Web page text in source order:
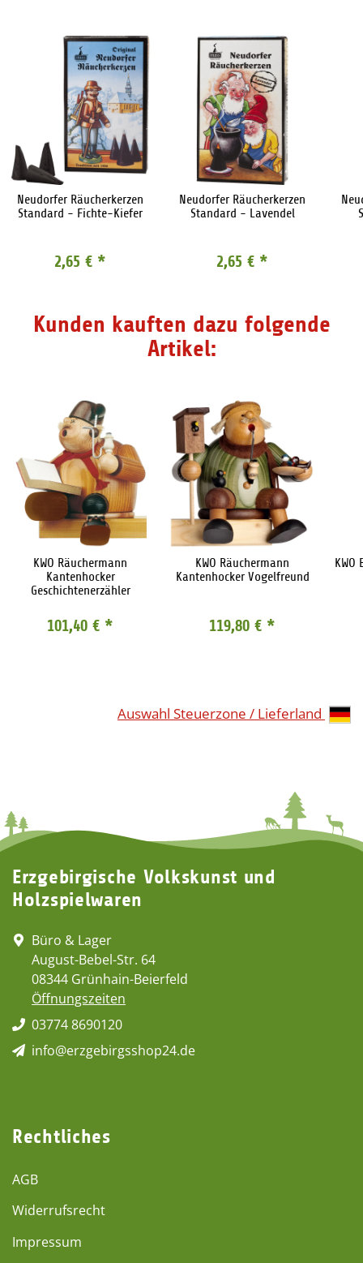
Neudorfer Räucherkerzen
Standard - Fichte-Kiefer
2,65 € *
Neudorfer Räucherkerzen
Standard - Lavendel
2,65 € *
Kunden kauften dazu folgende
Artikel:
KWO Räuchermann
Kantenhocker
Geschichtenerzähler
101,40 € *
KWO Räuchermann
Kantenhocker Vogelfreund
119,80 € *
Auswahl Steuerzone / Lieferland
Erzgebirgische Volkskunst und
Holzspielwaren
Büro & Lager
August-Bebel-Str. 64
08344 Grünhain-Beierfeld
Öffnungszeiten
03774 8690120
info@erzgebirgsshop24.de
Rechtliches
AGB
Widerrufsrecht
Impressum